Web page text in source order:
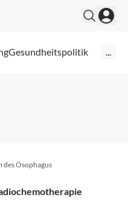
Gesundheitspolitik ...
Ösophagus